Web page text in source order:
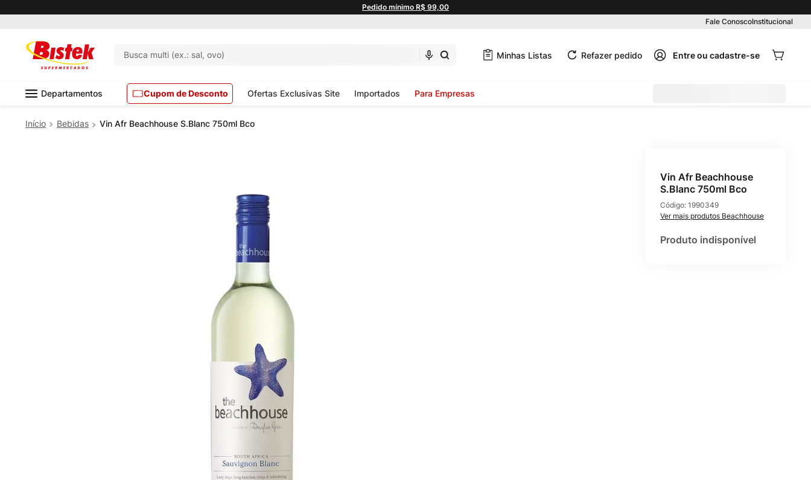
Pedido mínimo R$ 99,00
Fale ConoscoInstitucional
Busca multi (ex.: sal, ovo) Minhas Listas Refazer pedido
Departamentos Cupom de Desconto Ofertas Exclusivas Site Importados Para Empresas
Bebidas Vin Afr Beachhouse S.Blanc 750ml Bco
Vin Afr Beachhouse
S.Blanc 750ml Bco
Código: 1990349
Beachhouse
Produto indisponível